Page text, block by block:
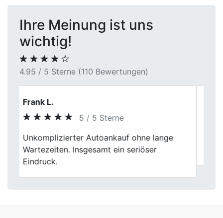
Ihre Meinung ist uns
wichtig!
4.95 / 5 Sterne (110 Bewertungen)
Nina
5 / 5 Sterne
Ein sympatischer Auto Händer, sind
rundum zufrieden, empfehlenswert.